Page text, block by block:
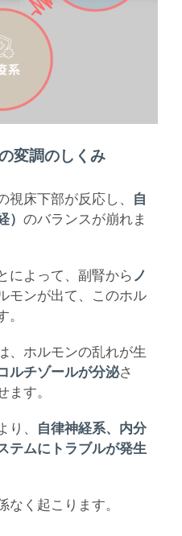
変調のしくみ
床下部が反応し、
自
のバランスが崩れま
によって、副腎からノ
モンが出て、このホル
、ホルモンの乱れが生
ルチゾールが分泌さ
ます。
、
自律神経系、内分
テムにトラブルが発生
なく起こります。